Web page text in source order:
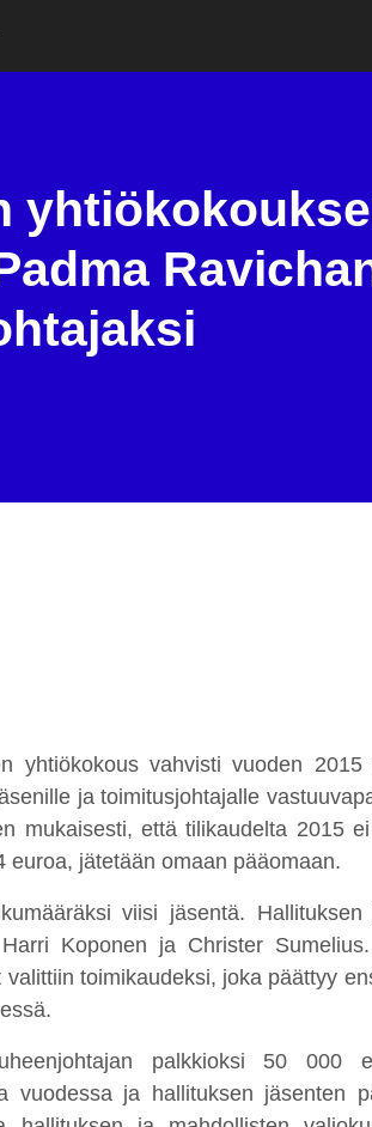
yhtiökokous vahvisti vuoden 2015
ja toimitusjohtajalle
mukaisesti, että tilikaudelta 2015
jätetään omaan pääomaan.
viisi jäsentä. Hallituksen
Koponen ja Christer
toimikaudeksi, joka päättyy
palkkioksi 50 000
vuodessa ja hallituksen jäsenten